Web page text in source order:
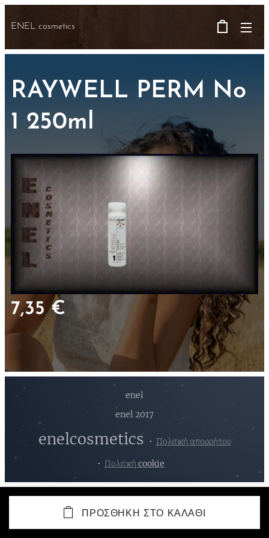
ENEL cosmetics
RAYWELL PERM No
1 250ml
7,35€
ΠΡΟΣΘΉΚΗ ΣΤΟ ΚΑΛΆΘΙ
enel
enel 2017
enelcosmetics Πολιτική απορρήτου
Πολιτική cookie